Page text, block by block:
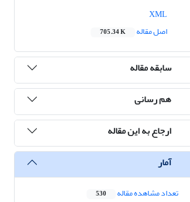
اصل مقاله
705.34 K
سابقه مقاله
هم رسانی
ارجاع به این مقاله
آمار
تعداد مشاهده مقاله 530